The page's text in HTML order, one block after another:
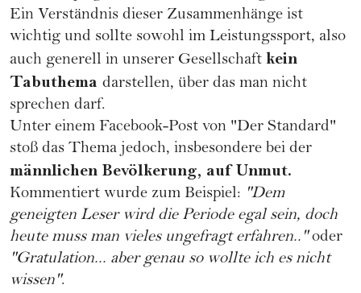
Ein Verständnis dieser Zusammenhänge ist
wichtig und sollte sowohl im Leistungssport, also
auch generell in unserer Gesellschaft kein
Tabuthema darstellen, über das man nicht
sprechen darf.
Unter einem Facebook-Post von "Der Standard"
stoß das Thema jedoch, insbesondere bei der
männlichen Bevölkerung, auf Unmut.
Kommentiert wurde zum Beispiel: "Dem
geneigten Leser wird die Periode egal sein, doch
heute muss man vieles ungefragt erfahren.."oder
"Gratulation... aber genau so wollte ich es nicht
wissen".